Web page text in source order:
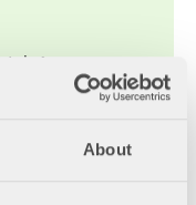
About
Luleå